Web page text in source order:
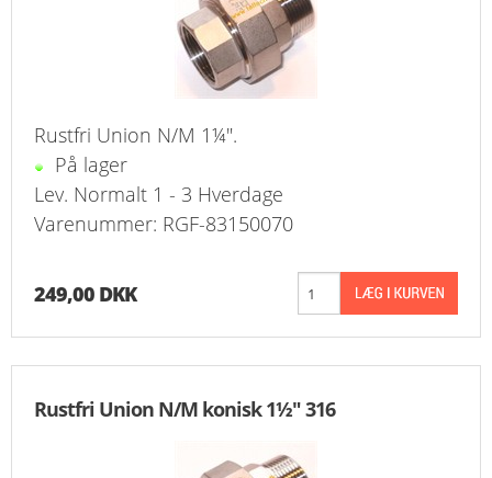
Rustfri Union N/M 1¼".
På lager
Lev. Normalt 1 - 3 Hverdage
Varenummer: RGF-83150070
249,00 DKK
Rustfri Union N/M konisk 1½" 316